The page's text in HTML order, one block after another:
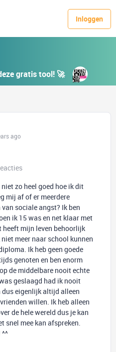
Inloggen
gratis tool! 🚀
ago
zo heel goed hoe ik dit
mij af of er meerdere
sociale angst? Ik ben
ik 15 was en net klaar met
heeft mijn leven behoorlijk
meer naar school kunnen
Ik heb geen goede
genoten en ben enorm
de middelbare nooit echte
geslaagd had ik nooit
dus eigenlijk altijd alleen
willen. Ik heb alleen
de hele wereld dus je kan
snel mee kan afspreken.